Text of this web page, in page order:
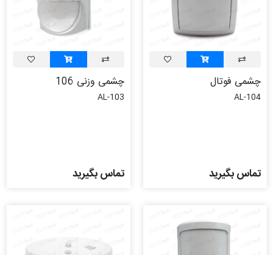
چشمی فوتال
AL-104
تماس بگیرید
چشمی وزنی 106
AL-103
تماس بگیرید